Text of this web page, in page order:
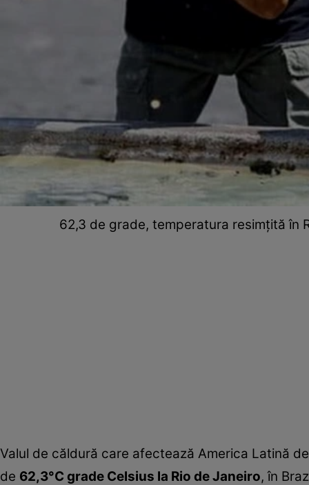
62,3 de grade, temperatura resimțită în
Valul de căldură care afectează America Latină
de 62,3°C grade Celsius la Rio de Janeiro, în